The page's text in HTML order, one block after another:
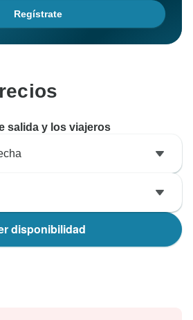
Regístrate
salida y los viajeros
disponibilidad